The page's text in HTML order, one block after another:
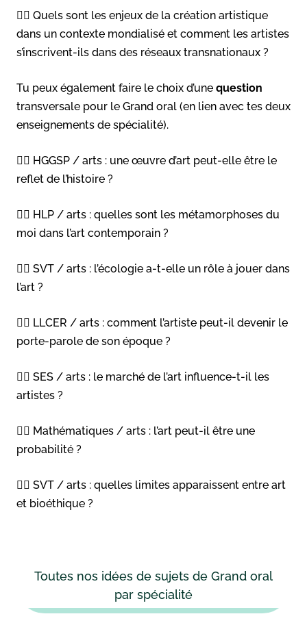
👉🏻 Quels sont les enjeux de la création artistique
dans un contexte mondialisé et comment les artistes
s’inscrivent-ils dans des réseaux transnationaux ?
Tu peux également faire le choix d’une question
transversale pour le Grand oral (en lien avec tes deux
enseignements de spécialité).
👉🏻 HGGSP / arts : une œuvre d’art peut-elle être le
reflet de l’histoire ?
👉🏻 HLP / arts : quelles sont les métamorphoses du
moi dans l’art contemporain ?
👉🏻 SVT / arts : l’écologie a-t-elle un rôle à jouer dans
l’art ?
👉🏻 LLCER / arts : comment l’artiste peut-il devenir le
porte-parole de son époque ?
👉🏻 SES / arts : le marché de l’art influence-t-il les
artistes ?
👉🏻 Mathématiques / arts : l’art peut-il être une
probabilité ?
👉🏻 SVT / arts : quelles limites apparaissent entre art
et bioéthique ?
Toutes nos idées de sujets de Grand oral
par spécialité